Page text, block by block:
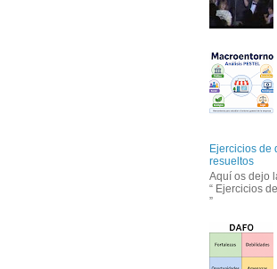
Ejercicios de
resueltos
Aquí os dejo
“ Ejercicios
”